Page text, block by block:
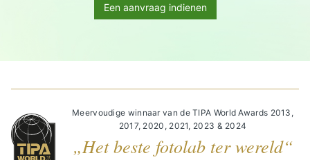
Een aanvraag indienen
Meervoudige winnaar van de TIPA World Awards 2013,
2017, 2020, 2021, 2023 & 2024
„Het beste fotolab ter wereld“